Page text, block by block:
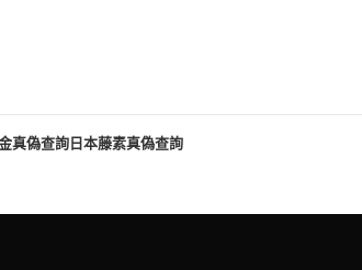
真偽查詢日本藤素真偽查詢